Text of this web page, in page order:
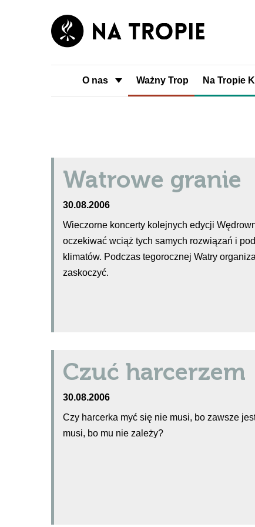
O nas Ważny Trop Na Tropie
Watrowe granie
30.08.2006
Wieczorne koncerty kolejnych edycji
oczekiwać wciąż tych samych rozwiązań i
klimatów. Podczas tegorocznej Watry
zaskoczyć.
Czuć harcerzem
30.08.2006
Czy harcerka myć się nie musi, bo zawsze
musi, bo mu nie zależy?